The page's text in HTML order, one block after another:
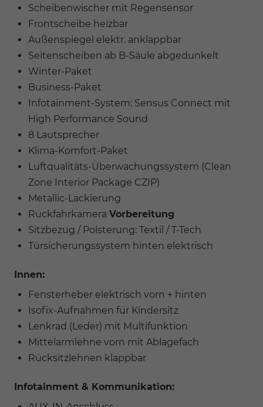
Scheibenwischer mit Regensensor
Frontscheibe heizbar
Außenspiegel elektr. anklappbar
Seitenscheiben ab B-Säule abgedunkelt
Winter-Paket
Business-Paket
Infotainment-System: Sensus Connect mit
High Performance Sound
8 Lautsprecher
Klima-Komfort-Paket
Luftqualitäts-Überwachungssystem (Clean
Zone Interior Package CZIP)
Metallic-Lackierung
Rückfahrkamera Vorbereitung
Sitzbezug / Polsterung: Textil / T-Tech
Türsicherungssystem hinten elektrisch
Innen:
Fensterheber elektrisch vorn + hinten
Isofix-Aufnahmen für Kindersitz
Lenkrad (Leder) mit Multifunktion
Mittelarmlehne vorn mit Ablagefach
Rücksitzlehnen klappbar
Infotainment & Kommunikation: